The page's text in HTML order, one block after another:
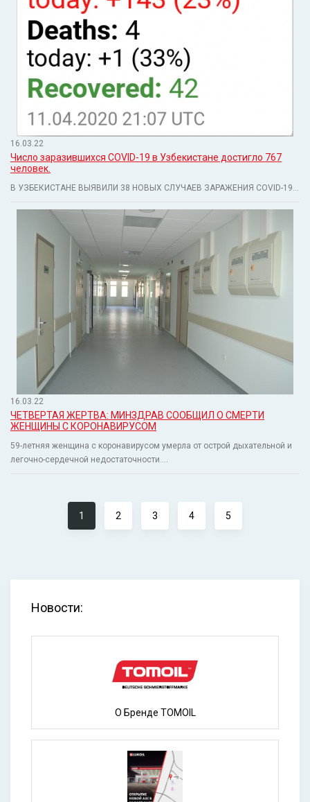
16.03.22
Число заразившихся COVID-19 в Узбекистане достигло 767
человек.
В УЗБЕКИСТАНЕ ВЫЯВИЛИ 38 НОВЫХ СЛУЧАЕВ ЗАРАЖЕНИЯ COVID-19...
16.03.22
ЧЕТВЕРТАЯ ЖЕРТВА: МИНЗДРАВ СООБЩИЛ О СМЕРТИ
ЖЕНЩИНЫ С КОРОНАВИРУСОМ
59-летняя женщина с коронавирусом умерла от острой дыхательной и
легочно-сердечной недостаточности....
1 2 3 4 5
Новости:
О Бренде TOMOIL